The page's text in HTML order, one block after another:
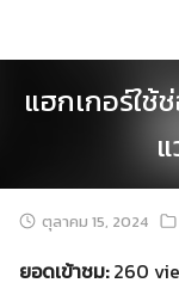
แฮกเกอร์ใ
ตุลาคม 15, 2024
ยอดเข้าชม:260